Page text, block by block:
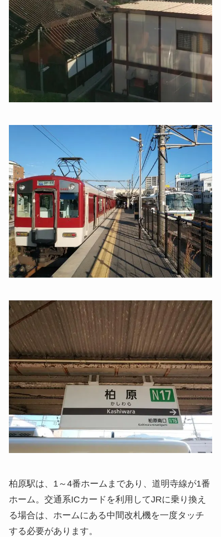
柏原駅は、1～4番ホームまであり、道明寺線が1番
ホーム。交通系ICカードを利用してJRに乗り換え
る場合は、ホームにある中間改札機を一度タッチ
する必要があります。